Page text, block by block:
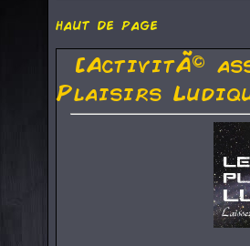
haut de page
[ActivitÃ©
Plaisirs